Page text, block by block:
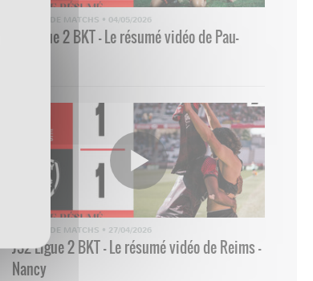
RÉSUMÉ DE MATCHS • 04/05/2026
33 Ligue 2 BKT - Le résumé vidéo de Pau-
RÉSUMÉ DE MATCHS • 27/04/2026
J32 Ligue 2 BKT - Le résumé vidéo de Reims -
Nancy